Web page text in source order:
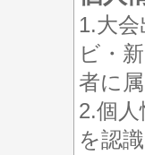
1.大
ビ・
者に
2.個
を認